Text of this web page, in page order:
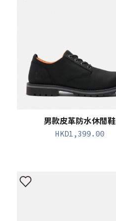
男款皮革防水休閒鞋
HKD1,399.00